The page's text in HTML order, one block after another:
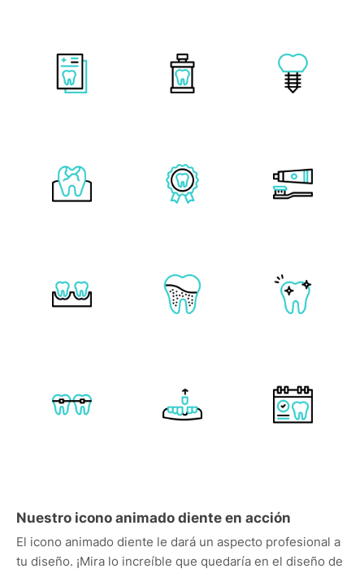
Nuestro icono animado diente en acción
El icono animado diente le dará un aspecto profesional a
tu diseño. ¡Mira lo increíble que quedaría en el diseño de